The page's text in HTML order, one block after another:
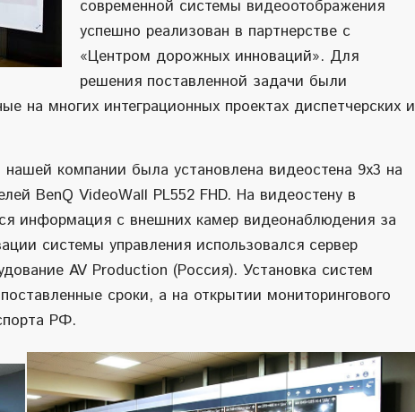
современной системы видеоотображения
успешно реализован в партнерстве с
«Центром дорожных инноваций». Для
решения поставленной задачи были
на многих интеграционных проектах диспетчерских и
компании была установлена видеостена 9х3 на
BenQ VideoWall PL552 FHD. На видеостену в
информация с внешних камер видеонаблюдения за
системы управления использовался сервер
AV Production (Россия). Установка систем
сроки, а на открытии мониторингового
РФ.